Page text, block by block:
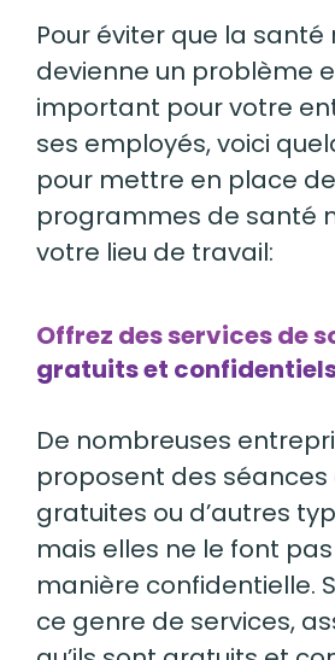
Pour éviter que la
devienne un problème
important pour votre
ses employés, voici
pour mettre en place
programmes de santé
votre lieu de travail:
Offrez des services de
gratuits et
De nombreuses
proposent des séances
gratuites ou d’autres
mais elles ne le font pas
manière confidentielle.
ce genre de services,